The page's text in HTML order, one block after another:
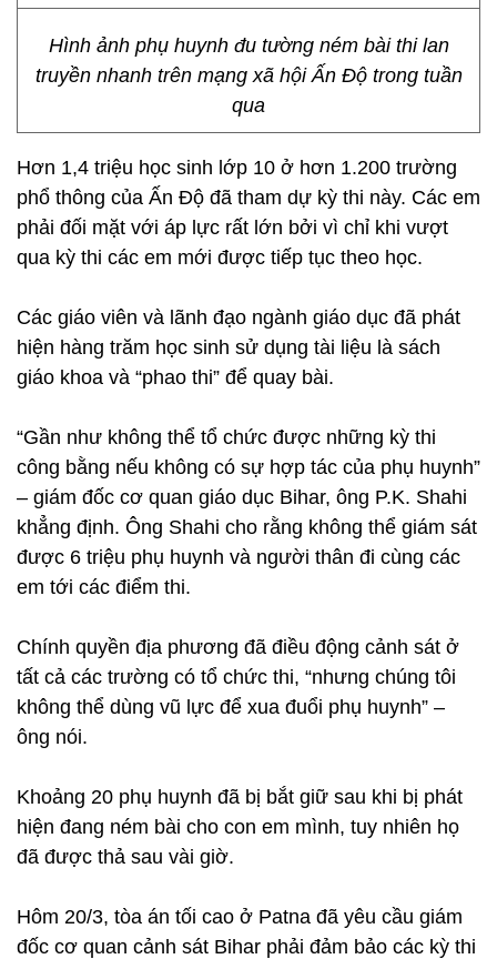
Hình ảnh phụ huynh đu tường ném bài thi lan
truyền nhanh trên mạng xã hội Ấn Độ trong tuần
qua
Hơn 1,4 triệu học sinh lớp 10 ở hơn 1.200 trường
phổ thông của Ấn Độ đã tham dự kỳ thi này. Các em
phải đối mặt với áp lực rất lớn bởi vì chỉ khi vượt
qua kỳ thi các em mới được tiếp tục theo học.
Các giáo viên và lãnh đạo ngành giáo dục đã phát
hiện hàng trăm học sinh sử dụng tài liệu là sách
giáo khoa và “phao thi” để quay bài.
“Gần như không thể tổ chức được những kỳ thi
công bằng nếu không có sự hợp tác của phụ huynh”
– giám đốc cơ quan giáo dục Bihar, ông P.K. Shahi
khẳng định. Ông Shahi cho rằng không thể giám sát
được 6 triệu phụ huynh và người thân đi cùng các
em tới các điểm thi.
Chính quyền địa phương đã điều động cảnh sát ở
tất cả các trường có tổ chức thi, “nhưng chúng tôi
không thể dùng vũ lực để xua đuổi phụ huynh” –
ông nói.
Khoảng 20 phụ huynh đã bị bắt giữ sau khi bị phát
hiện đang ném bài cho con em mình, tuy nhiên họ
đã được thả sau vài giờ.
Hôm 20/3, tòa án tối cao ở Patna đã yêu cầu giám
đốc cơ quan cảnh sát Bihar phải đảm bảo các kỳ thi